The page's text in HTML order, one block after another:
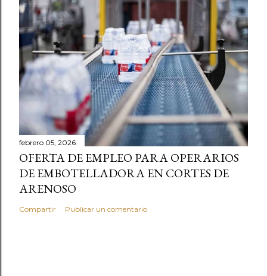
febrero 05, 2026
OFERTA DE EMPLEO PARA OPERARIOS
DE EMBOTELLADORA EN CORTES DE
ARENOSO
Compartir Publicar un comentario